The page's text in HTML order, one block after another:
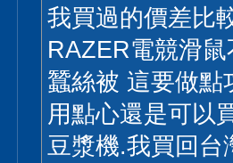
我買過的價差比
RAZER電競滑
蠶絲被 這要做點
用點心還是可以
豆漿機.我買回台